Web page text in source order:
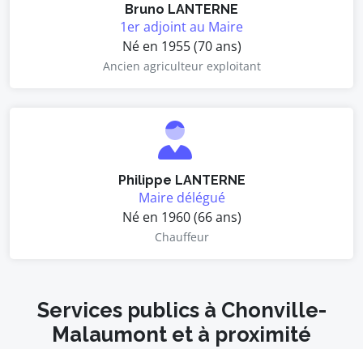
Bruno LANTERNE
1er adjoint au Maire
Né en 1955 (70 ans)
Ancien agriculteur exploitant
Philippe LANTERNE
Maire délégué
Né en 1960 (66 ans)
Chauffeur
Services publics à Chonville-
Malaumont et à proximité